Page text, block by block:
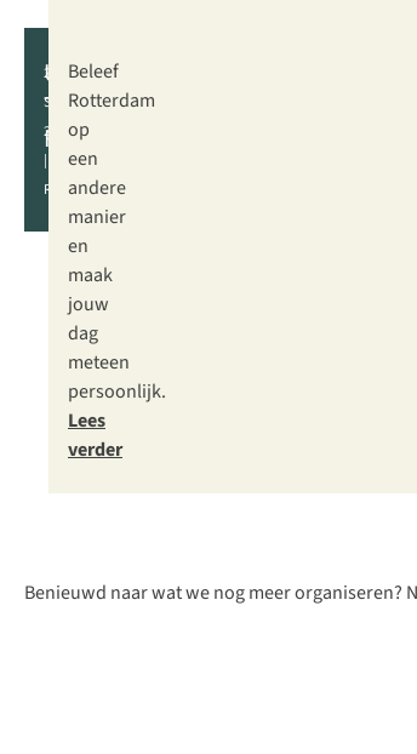
27
SEPTEMBER
2026
|
ROTTERDAM
Urban
Trail
Rotterdam
Beleef
Rotterdam
op
een
andere
manier
en
maak
jouw
dag
meteen
persoonlijk.
Lees
verder
Benieuwd naar wat we nog meer organiseren?